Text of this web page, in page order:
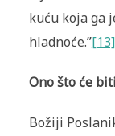
kuću koja ga
hladnoće.”[13]
Ono što će
Božiji